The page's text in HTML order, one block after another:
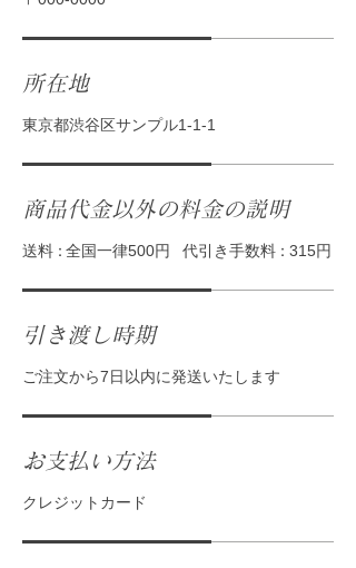
所在地
東京都渋谷区サンプル1-1-1
商品代金以外の料金の説明
送料：全国一律500円 代引き手数料： 315円
引き渡し時期
ご注文から7日以内に発送いたします
お支払い方法
クレジットカード